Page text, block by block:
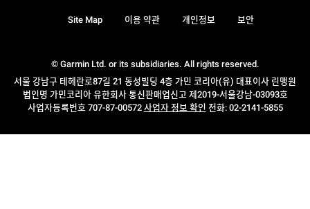
© Garmin Ltd. or its subsidiaries. All rights reserved.
서울 강남구 테헤란로87길 21 동성빌딩 4층 가민 코리아(유) 대표이사 린맹원
법인명 가민코리아 유한회사 통신판매업신고 제2019-서울강남-03093호
사업자등록번호 707-87-00572 사업자 정보 확인 전화: 02-2141-5855
Site Map 이용 약관 개인정보 보안